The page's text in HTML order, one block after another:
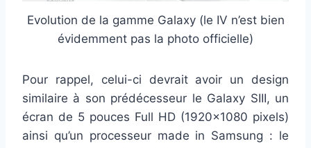
Evolution de la gamme Galaxy (le IV n’est bien
évidemment pas la photo officielle)
Pour rappel, celui-ci devrait avoir un design
similaire à son prédécesseur le Galaxy SIII, un
écran de 5 pouces Full HD (1920×1080 pixels)
ainsi qu’un processeur made in Samsung : le